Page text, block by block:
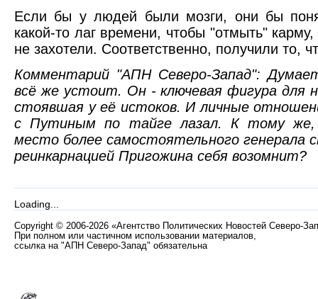
Если бы у людей были мозги, они бы
какой-то лаг времени, чтобы "отмыть" карму,
не захотели. Соответственно, получили то,
Комментарий "АПН Северо-Запад":
всё же устоит. Он - ключевая фигура для
стоявшая у её истоков. И личные
с Путиным по тайге лазал. К тому же,
место более самостоятельного генерала
реинкарнацией Пригожина себя возомнит?
Loading...
Copyright © 2006-2026 «Агентство Политических Новостей Северо-
При полном или частичном использовании материалов,
ссылка на "АПН Северо-Запад" обязательна